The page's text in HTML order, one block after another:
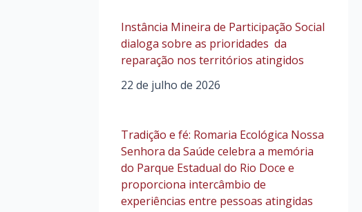
Instância Mineira de Participação Social
dialoga sobre as prioridades da
reparação nos territórios atingidos
22 de julho de 2026
Tradição e fé: Romaria Ecológica Nossa
Senhora da Saúde celebra a memória
do Parque Estadual do Rio Doce e
proporciona intercâmbio de
experiências entre pessoas atingidas